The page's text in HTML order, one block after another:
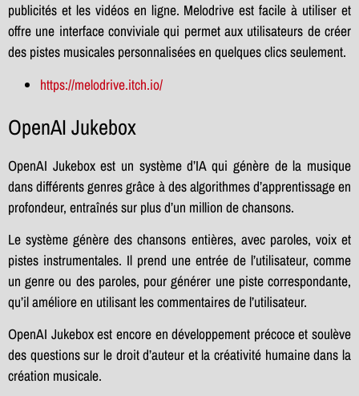
publicités et les vidéos en ligne. Melodrive est facile à utiliser et
offre une interface conviviale qui permet aux utilisateurs de créer
des pistes musicales personnalisées en quelques clics seulement.
https://melodrive.itch.io/
OpenAI Jukebox
OpenAI Jukebox est un système d’IA qui génère de la musique
dans différents genres grâce à des algorithmes d’apprentissage en
profondeur, entraînés sur plus d’un million de chansons.
Le système génère des chansons entières, avec paroles, voix et
pistes instrumentales. Il prend une entrée de l’utilisateur, comme
un genre ou des paroles, pour générer une piste correspondante,
qu’il améliore en utilisant les commentaires de l’utilisateur.
OpenAI Jukebox est encore en développement précoce et soulève
des questions sur le droit d’auteur et la créativité humaine dans la
création musicale.